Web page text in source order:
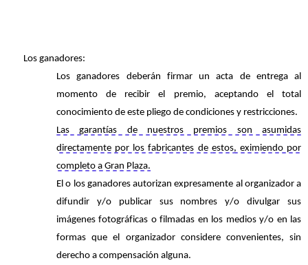
Los ganadores:
Los ganadores deberán firmar un acta de entrega al
momento de recibir el premio, aceptando el total
conocimiento de este pliego de condiciones y restricciones.
Las garantías de nuestros premios son asumidas
directamente por los fabricantes de estos, eximiendo por
completo a Gran Plaza.
El o los ganadores autorizan expresamente al organizador a
difundir y/o publicar sus nombres y/o divulgar sus
imágenes fotográficas o filmadas en los medios y/o en las
formas que el organizador considere convenientes, sin
derecho a compensación alguna.